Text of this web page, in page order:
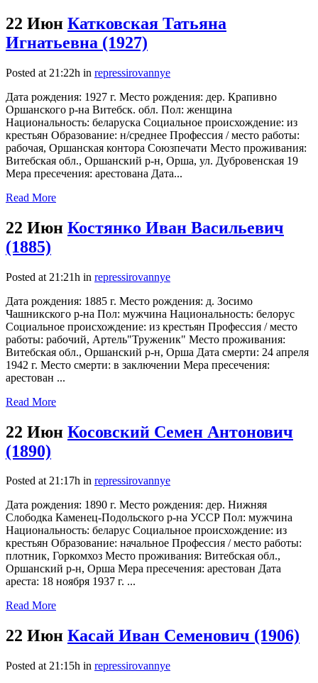
22 Июн Катковская Татьяна
Игнатьевна (1927)
Posted at 21:22h in repressirovannye
Дата рождения: 1927 г. Место рождения: дер. Крапивно
Оршанского р-на Витебск. обл. Пол: женщина
Национальность: беларуска Социальное происхождение: из
крестьян Образование: н/среднее Профессия / место работы:
рабочая, Оршанская контора Союзпечати Место проживания:
Витебская обл., Оршанский р-н, Орша, ул. Дубровенская 19
Мера пресечения: арестована Дата...
Read More
22 Июн Костянко Иван Васильевич
(1885)
Posted at 21:21h in repressirovannye
Дата рождения: 1885 г. Место рождения: д. Зосимо
Чашникского р-на Пол: мужчина Национальность: белорус
Социальное происхождение: из крестьян Профессия / место
работы: рабочий, Артель"Труженик" Место проживания:
Витебская обл., Оршанский р-н, Орша Дата смерти: 24 апреля
1942 г. Место смерти: в заключении Мера пресечения:
арестован ...
Read More
22 Июн Косовский Семен Антонович
(1890)
Posted at 21:17h in repressirovannye
Дата рождения: 1890 г. Место рождения: дер. Нижняя
Слободка Каменец-Подольского р-на УССР Пол: мужчина
Национальность: беларус Социальное происхождение: из
крестьян Образование: начальное Профессия / место работы:
плотник, Горкомхоз Место проживания: Витебская обл.,
Оршанский р-н, Орша Мера пресечения: арестован Дата
ареста: 18 ноября 1937 г. ...
Read More
22 Июн Касай Иван Семенович (1906)
Posted at 21:15h in repressirovannye